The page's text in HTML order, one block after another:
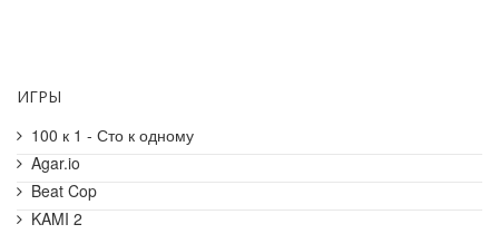
ИГРЫ
100 к 1 - Сто к одному
Agar.io
Beat Cop
KAMI 2